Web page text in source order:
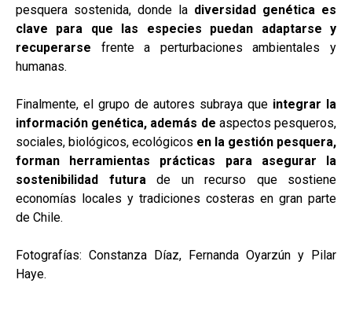
pesquera sostenida, donde la diversidad genética es
clave para que las especies puedan adaptarse y
recuperarse frente a perturbaciones ambientales y
humanas.
Finalmente, el grupo de autores subraya que integrar la
información genética, además de aspectos pesqueros,
sociales, biológicos, ecológicos en la gestión pesquera,
forman herramientas prácticas para asegurar la
sostenibilidad futurade un recurso que sostiene
economías locales y tradiciones costeras en gran parte
de Chile.
Fotografías: Constanza Díaz, Fernanda Oyarzún y Pilar
Haye.